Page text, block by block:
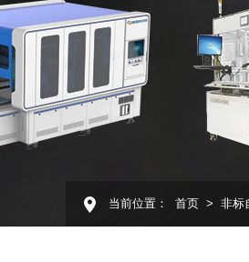
当前位置： 首页 > 非标